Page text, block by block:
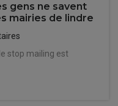
gens ne savent
mairies de lindre
stop mailing est